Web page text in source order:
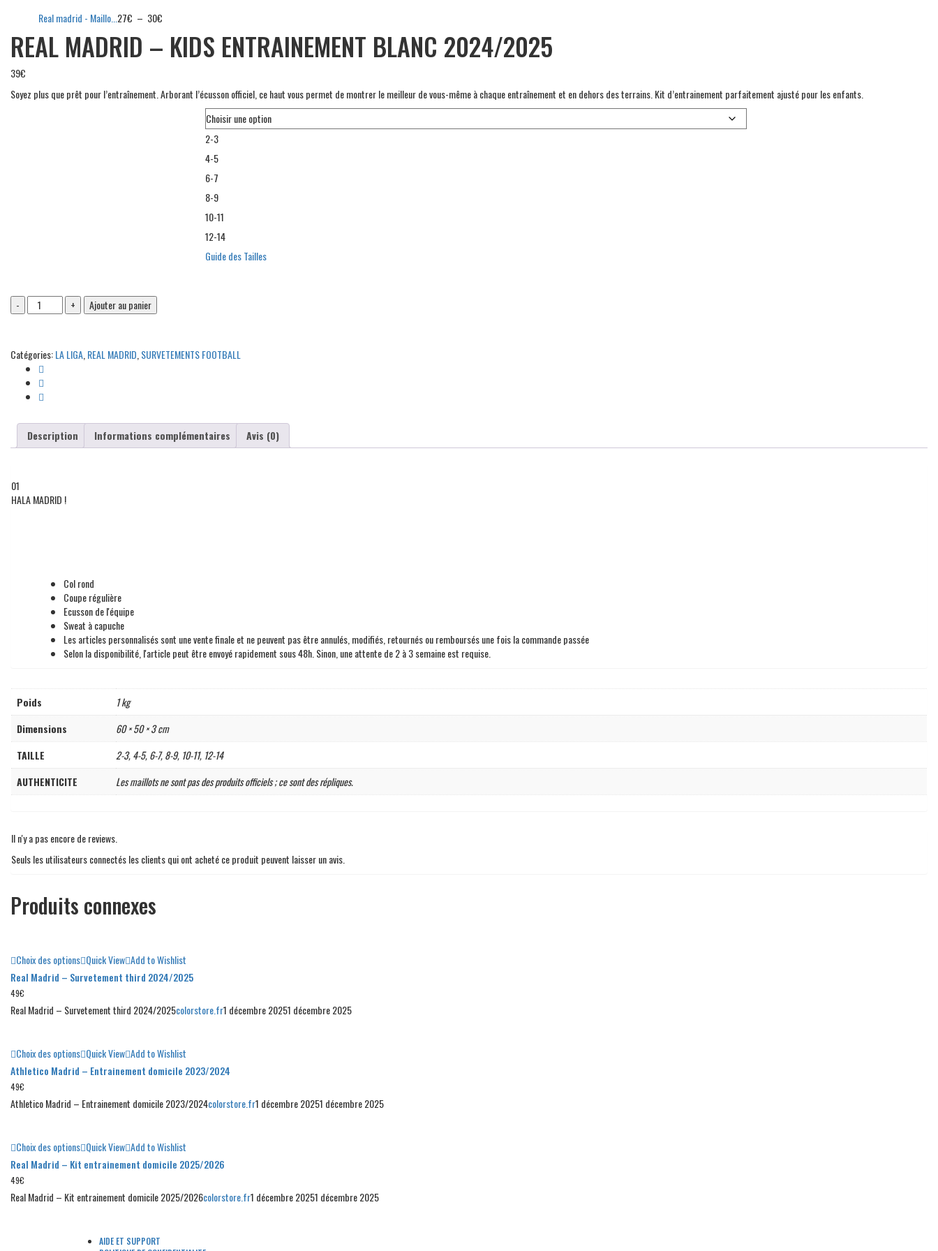
Real madrid - Maillo... 27€ – 30€
prix :
27€
REAL MADRID – KIDS ENTRAINEMENT BLANC 2024/2025
39€
Soyez plus que prêt pour l’entraînement. Arborant l’écusson officiel, ce haut vous permet de montrer le meilleur de vous-même à chaque entraînement et en dehors des terrains. Kit d’entrainement parfaitement ajusté pour les enfants.
2-3
4-5
6-7
8-9
10-11
12-14
Guide des Tailles
Real
Madrid
entrainement
blanc
2024/2025
quantité
Ajouter au panier
Catégories:LA LIGA REAL MADRID SURVETEMENTS FOOTBALL
Description Informations complémentaires Avis (0)
01
HALA MADRID !
Col rond
Coupe régulière
Ecusson de l'équipe
Sweat à capuche
Les articles personnalisés sont une vente finale et ne peuvent pas être annulés, modifiés, retournés ou remboursés une fois la commande passée
Selon la disponibilité, l'article peut être envoyé rapidement sous 48h. Sinon, une attente de 2 à 3 semaine est requise.
Poids
1 kg
Dimensions
60 × 50 × 3 cm
TAILLE
2-3, 4-5, 6-7, 8-9, 10-11, 12-14
AUTHENTICITE
Les maillots ne sont pas des produits officiels ; ce sont des répliques.
Il n'y a pas encore de reviews.
Seuls les utilisateurs connectés les clients qui ont acheté ce produit peuvent laisser un avis.
Produits connexes
Choix des options Quick View Add to Wishlist
Real Madrid – Survetement third 2024/2025
49€
Real Madrid – Survetement third 2024/2025colorstore.fr1 décembre 20251 décembre 2025
Choix des options Quick View Add to Wishlist
Athletico Madrid – Entrainement domicile 2023/2024
49€
Athletico Madrid – Entrainement domicile 2023/2024colorstore.fr1 décembre 20251 décembre 2025
Choix des options Quick View Add to Wishlist
Real Madrid – Kit entrainement domicile 2025/2026
49€
Real Madrid – Kit entrainement domicile 2025/2026colorstore.fr1 décembre 20251 décembre 2025
AIDE ET SUPPORT